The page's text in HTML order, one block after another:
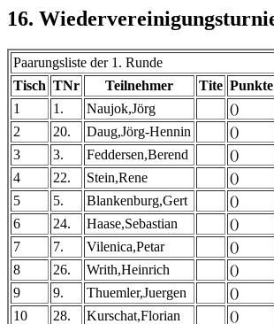
16.
Paarungsliste der 1. Runde
Tisch TNr Teilnehmer Tite Punkte
1
1. Naujok,Jörg ()
2
20. Daug,Jörg-Hennin ()
3
3. Feddersen,Berend ()
4
22. Stein,Rene ()
5
5. Blankenburg,Gert ()
6
24. Haase,Sebastian ()
7
7. Vilenica,Petar ()
8
26. Writh,Heinrich ()
9
9. Thuemler,Juergen ()
10
28. Kurschat,Florian ()